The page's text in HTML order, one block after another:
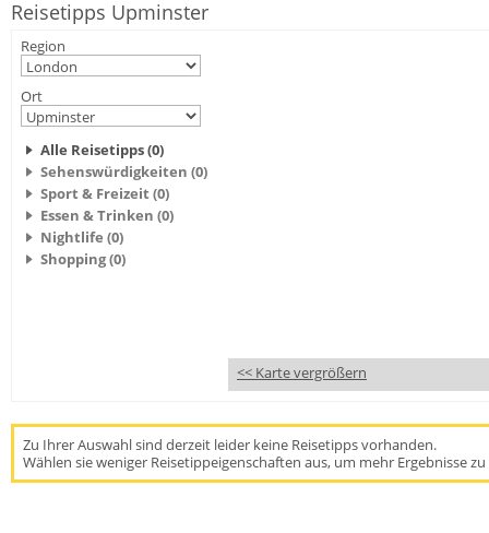
Reisetipps Upminster
Region
Ort
Alle Reisetipps (0)
Sehenswürdigkeiten (0)
Sport & Freizeit (0)
Essen & Trinken (0)
Nightlife (0)
Shopping (0)
<< Karte vergrößern
Zu Ihrer Auswahl sind derzeit leider keine Reisetipps vorhanden.
Wählen sie weniger Reisetippeigenschaften aus, um mehr Ergebnisse